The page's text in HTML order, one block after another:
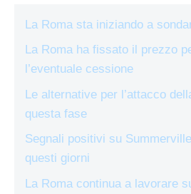
La Roma sta iniziando a
La Roma ha fissato il prezzo
l’eventuale cessione
Le alternative per l’attacco
questa fase
Segnali positivi su
questi giorni
La Roma continua a lavorare